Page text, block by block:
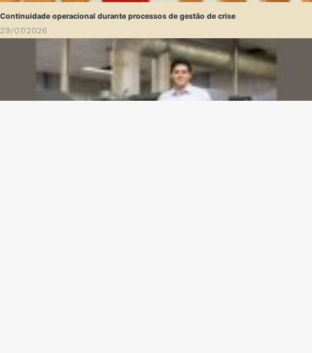
Continuidade operacional durante processos de gestão de crise
29/07/2026